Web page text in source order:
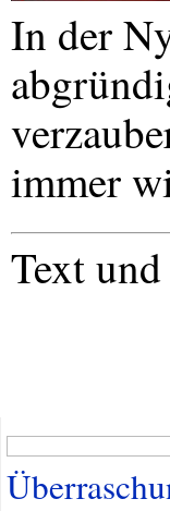
In der
immer
Text